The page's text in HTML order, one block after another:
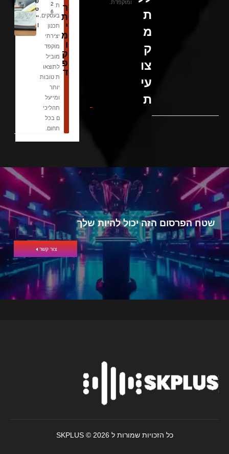
ת
מ
ק
צו
עי
ת
ומוקפדת.
ר
ת
י
מ
ו
ק
פ
ד
2
6
ת
בעסקים.
תכנון
יצירתי
מוקפד
מוביל
לתוצאו
ת טובות
יותר
ומייעל
תהליכי
ם בכל
תחום.
ש
ט
יי
ן
שטח הפרסום הזה יכול להיות שלך
צור קשר
כל הזכויות שמורות ל SKPLUS © 2026